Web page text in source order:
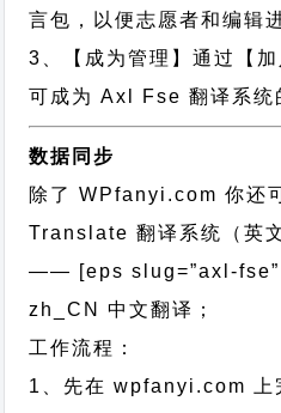
言包，以便志愿者和编辑
3、【成为管理】通过【
可成为 Axl Fse 翻译系统
数据同步
除了 WPfanyi.com 你还
Translate 翻译系统（英
—— [eps slug=”axl-
zh_CN
中文翻译；
工作流程：
1、先在 wpfanyi.com 上